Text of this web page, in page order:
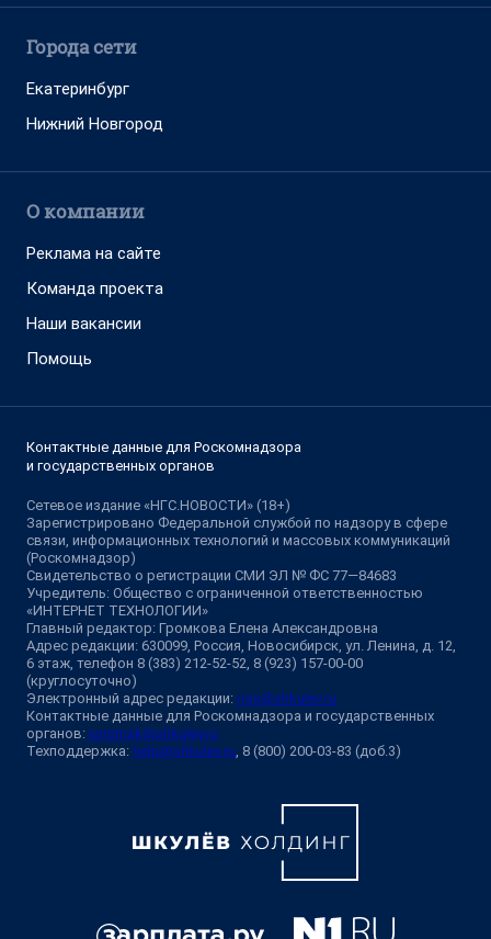
Города сети
Екатеринбург
Нижний Новгород
О компании
Реклама на сайте
Команда проекта
Наши вакансии
Помощь
Контактные данные для Роскомнадзора
и государственных органов
Сетевое издание «НГС.НОВОСТИ» (18+)
Зарегистрировано Федеральной службой по надзору в сфере
связи, информационных технологий и массовых коммуникаций
(Роскомнадзор)
Свидетельство о регистрации СМИ ЭЛ № ФС 77—84683
Учредитель: Общество с ограниченной ответственностью
«ИНТЕРНЕТ ТЕХНОЛОГИИ»
Главный редактор: Громкова Елена Александровна
Адрес редакции: 630099, Россия, Новосибирск, ул. Ленина, д. 12,
6 этаж, телефон 8 (383) 212-52-52, 8 (923) 157-00-00
(круглосуточно)
Электронный адрес редакции: ngs@shkulev.ru
Контактные данные для Роскомнадзора и государственных
органов: juristnsk@shkulev.ru
Техподдержка: help@shkulev.ru, 8 (800) 200-03-83 (доб.3)